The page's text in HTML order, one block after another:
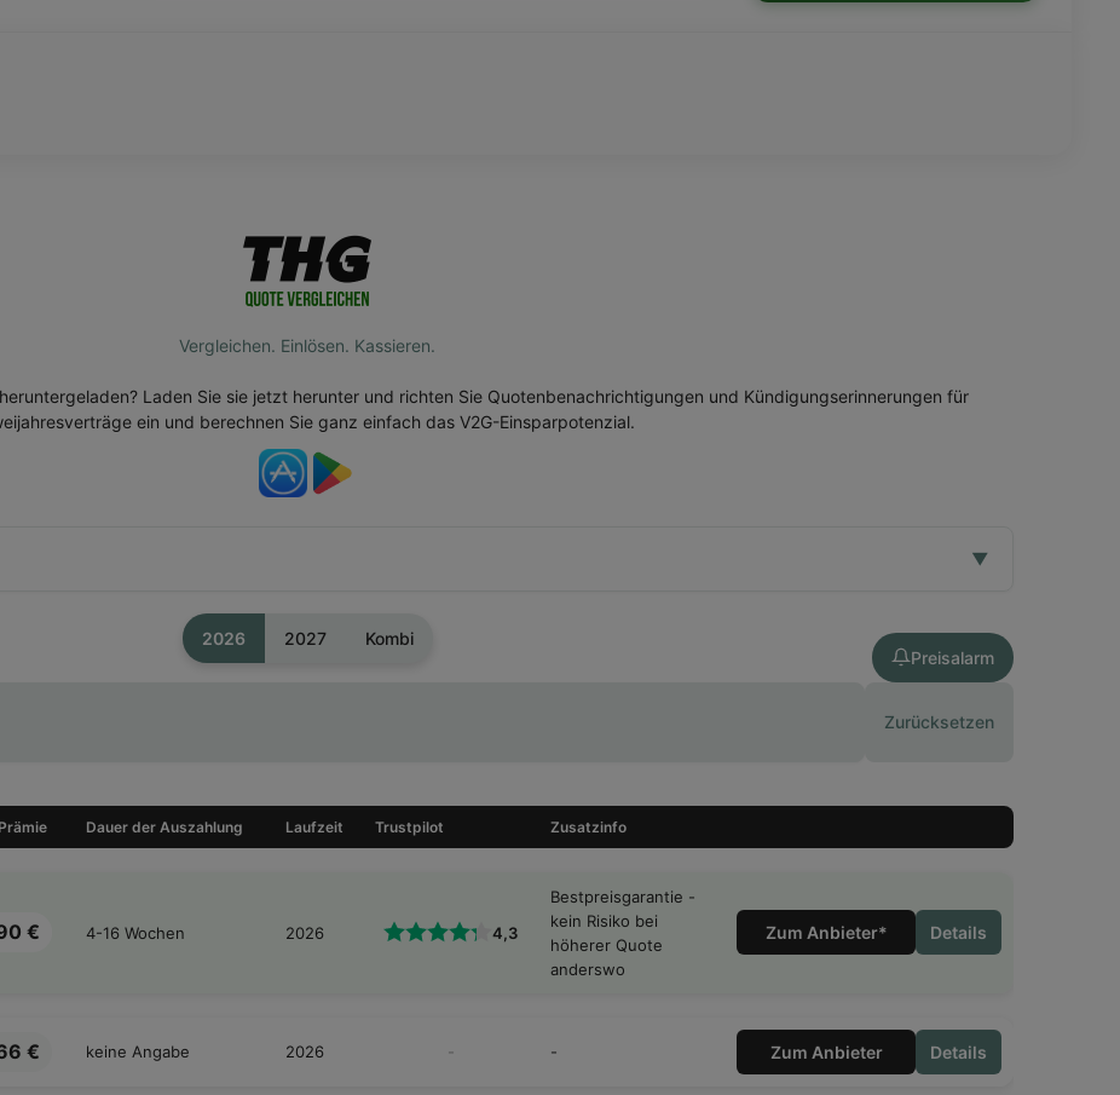
Vergleichen. Einlösen. Kassieren.
Laden Sie sie jetzt herunter und richten Sie Quotenbenachrichtigungen und Kündigungserinnerungen für
ein und berechnen Sie ganz einfach das V2G-Einsparpotenzial.
▼
Quotenjahr 2025 (abgeschlossen)
Quotenjahr 2025 (abgeschlossen)
Quotenjahr 2025 (abgeschlossen)
2026 2027
Kombi
Preisalarm
Zurücksetzen
Dauer der Auszahlung Laufzeit Trustpilot Zusatzinfo
€ 4-16 Wochen 2026 4,3
Bestpreisgarantie -
kein Risiko bei
höherer Quote
anderswo
Zum Anbieter* Details
€ keine Angabe 2026 - - Zum Anbieter Details